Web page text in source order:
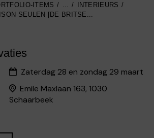
ITEMS
INTERIEURS
SEULEN [DE BRITSE...
Zaterdag 28 en zondag 29 maart
Emile Maxlaan 163, 1030
Schaarbeek